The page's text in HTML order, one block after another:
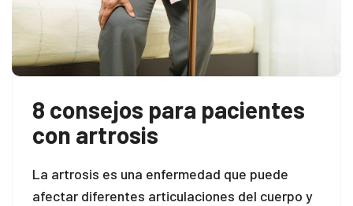
8 consejos para pacientes
con artrosis
La artrosis es una enfermedad que puede
afectar diferentes articulaciones del cuerpo y